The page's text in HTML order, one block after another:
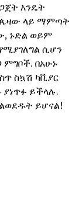
እንዴት
ላይ ማምጣት
ኑድል ወይም
ሲሆን
ምግቦች. በአሁኑ
ስኳሽ ካቪያር
ያነጥፉ ይችላሉ.
ይሆናል!